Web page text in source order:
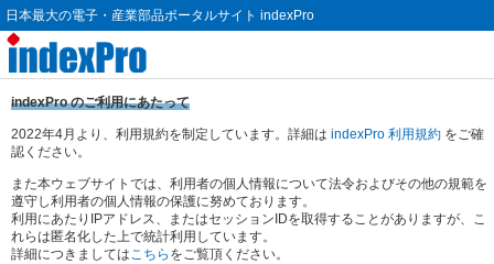
日本最大の電子・産業部品ポータルサイト indexPro
indexPro のご利用にあたって
2022年4月より、利用規約を制定しています。詳細は indexPro 利用規約 をご確
認ください。
また本ウェブサイトでは、利用者の個人情報について法令およびその他の規範を
遵守し利用者の個人情報の保護に努めております。
利用にあたりIPアドレス、またはセッションIDを取得することがありますが、こ
れらは匿名化した上で統計利用しています。
詳細につきましてはこちら をご覧頂ください。